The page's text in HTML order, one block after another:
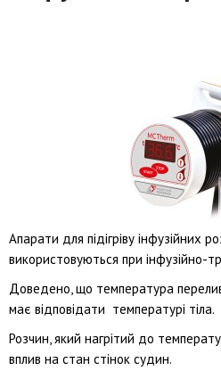
Апарати для підігріву інфузійних
використовуються при інфузійно-
Доведено, що температура
має відповідати температурі тіла.
Розчин, який нагрітий до
вплив на стан стінок судин.